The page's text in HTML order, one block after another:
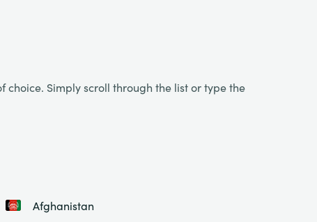
Simply scroll through the list or type the
Afghanistan